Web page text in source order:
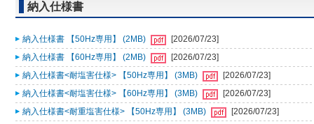
納入仕様書
納入仕様書 【50Hz専用】 (2MB)
[2026/07/23]
納入仕様書 【60Hz専用】 (2MB)
[2026/07/23]
納入仕様書<耐塩害仕様> 【50Hz専用】 (3MB)
[2026/07/23]
納入仕様書<耐塩害仕様> 【60Hz専用】 (3MB)
[2026/07/23]
納入仕様書<耐重塩害仕様> 【50Hz専用】 (3MB)
[2026/07/23]